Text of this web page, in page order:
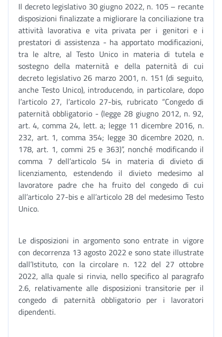
Il decreto legislativo 30 giugno 2022, n. 105 – recante
disposizioni finalizzate a migliorare la conciliazione tra
attività lavorativa e vita privata per i genitori e i
prestatori di assistenza - ha apportato modificazioni,
tra le altre, al Testo Unico in materia di tutela e
sostegno della maternità e della paternità di cui
decreto legislativo 26 marzo 2001, n. 151 (di seguito,
anche Testo Unico), introducendo, in particolare, dopo
l’articolo 27, l’articolo 27-bis, rubricato “Congedo di
paternità obbligatorio - (legge 28 giugno 2012, n. 92,
art. 4, comma 24, lett. a; legge 11 dicembre 2016, n.
232, art. 1, comma 354; legge 30 dicembre 2020, n.
178, art. 1, commi 25 e 363)”, nonché modificando il
comma 7 dell’articolo 54 in materia di divieto di
licenziamento, estendendo il divieto medesimo al
lavoratore padre che ha fruito del congedo di cui
all’articolo 27-bis e all’articolo 28 del medesimo Testo
Unico.
Le disposizioni in argomento sono entrate in vigore
con decorrenza 13 agosto 2022 e sono state illustrate
dall’Istituto, con la circolare n. 122 del 27 ottobre
2022, alla quale si rinvia, nello specifico al paragrafo
2.6, relativamente alle disposizioni transitorie per il
congedo di paternità obbligatorio per i lavoratori
dipendenti.